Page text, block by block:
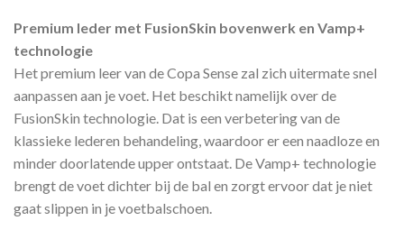
Premium leder met FusionSkin bovenwerk en Vamp+
technologie
Het premium leer van de Copa Sense zal zich uitermate snel
aanpassen aan je voet. Het beschikt namelijk over de
FusionSkin technologie. Dat is een verbetering van de
klassieke lederen behandeling, waardoor er een naadloze en
minder doorlatende upper ontstaat. De Vamp+ technologie
brengt de voet dichter bij de bal en zorgt ervoor dat je niet
gaat slippen in je voetbalschoen.